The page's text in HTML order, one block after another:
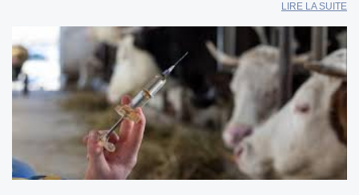
LIRE LA SUITE